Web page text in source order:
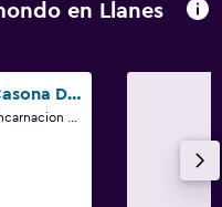
en Llanes
Albergue La Casona Del Peregrino